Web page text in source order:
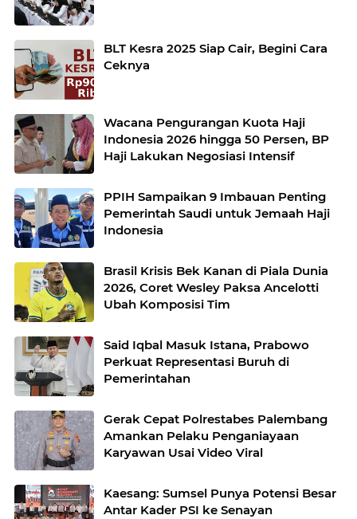
BLT Kesra 2025 Siap Cair, Begini Cara
Ceknya
Wacana Pengurangan Kuota Haji
Indonesia 2026 hingga 50 Persen, BP
Haji Lakukan Negosiasi Intensif
PPIH Sampaikan 9 Imbauan Penting
Pemerintah Saudi untuk Jemaah Haji
Indonesia
Brasil Krisis Bek Kanan di Piala Dunia
2026, Coret Wesley Paksa Ancelotti
Ubah Komposisi Tim
Said Iqbal Masuk Istana, Prabowo
Perkuat Representasi Buruh di
Pemerintahan
Gerak Cepat Polrestabes Palembang
Amankan Pelaku Penganiayaan
Karyawan Usai Video Viral
Kaesang: Sumsel Punya Potensi Besar
Antar Kader PSI ke Senayan